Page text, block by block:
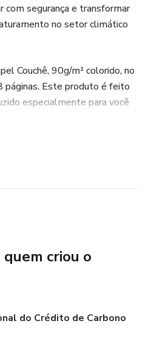
com segurança e transformar
no setor climático
Couchê, 90g/m² colorido, no
Este produto é feito
especialmente para você
reduz desperdícios e
com boas práticas de ESG.
criou o
do Crédito de Carbono